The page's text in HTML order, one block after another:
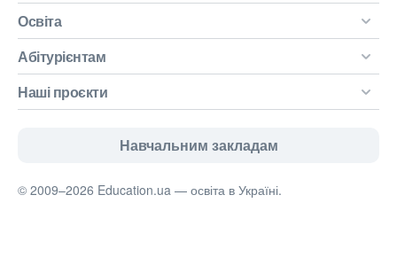
Освіта
Абітурієнтам
Наші проєкти
Навчальним закладам
© 2009–2026 Education.ua — освіта в Україні.